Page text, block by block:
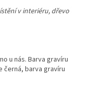
v interiéru, dřevo
u nás. Barva gravíru
barva gravíru